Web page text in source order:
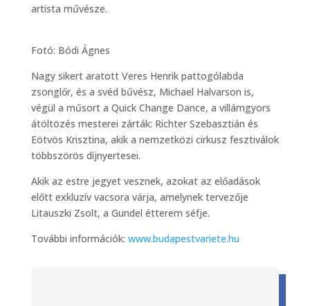
artista művésze.
Fotó: Bódi Ágnes
Nagy sikert aratott Veres Henrik pattogólabda
zsonglőr, és a svéd bűvész, Michael Halvarson is,
végül a műsort a Quick Change Dance, a villámgyors
átöltözés mesterei zárták: Richter Szebasztián és
Eötvös Krisztina, akik a nemzetközi cirkusz fesztiválok
többszörös díjnyertesei.
Akik az estre jegyet vesznek, azokat az előadások
előtt exkluzív vacsora várja, amelynek tervezője
Litauszki Zsolt, a Gundel étterem séfje.
További információk: www.budapestvariete.hu